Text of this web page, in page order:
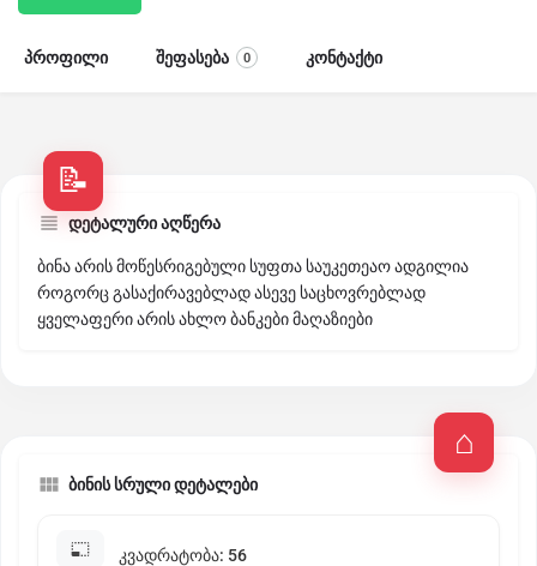
პროფილი შეფასება 0 კონტაქტი
დეტალური აღწერა
ბინა არის მოწესრიგებული სუფთა საუკეთეაო ადგილია
როგორც გასაქირავებლად ასევე საცხოვრებლად
ყველაფერი არის ახლო ბანკები მაღაზიები
ბინის სრული დეტალები
კვადრატობა: 56